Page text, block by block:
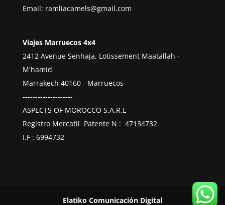
Email: ramliacamels@gmail.com
Viajes Marruecos 4x4
2412 Avenue Senhaja, Lotissement Maatallah -
M'hamid
Marrakech 40160 - Marruecos
--------------------
ASPECTS OF MOROCCO S.A.R.L
Registro Mercatil Patente N : 47134732
I.F : 6994732
Elatiko Comunicación Digital